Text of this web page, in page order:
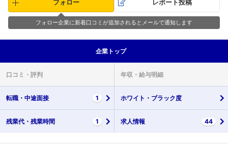
フォロー レポート投稿
フォロー企業に新着口コミが追加されるとメールで通知します
企業 トップ
口コミ・ 評判 年収・ 給与明細
転職・ 中途面接 1 ホワイト・ ブラック度
残業代・ 残業時間 1 求人情報 44